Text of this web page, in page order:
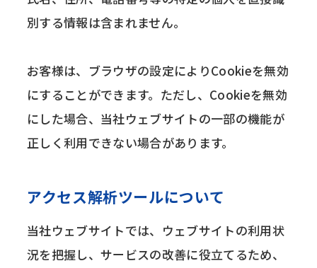
別する情報は含まれません。
お客様は、ブラウザの設定によりCookieを無効
にすることができます。ただし、Cookieを無効
にした場合、当社ウェブサイトの一部の機能が
正しく利用できない場合があります。
アクセス解析ツールについて
当社ウェブサイトでは、ウェブサイトの利用状
況を把握し、サービスの改善に役立てるため、